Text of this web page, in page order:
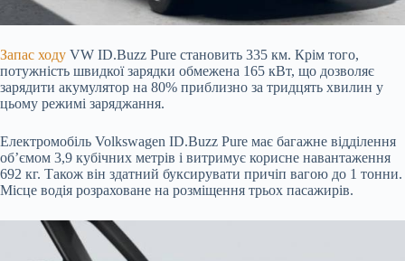
Запас ходу VW ID.Buzz Pure становить 335 км. Крім того,
потужність швидкої зарядки обмежена 165 кВт, що дозволяє
зарядити акумулятор на 80% приблизно за тридцять хвилин у
цьому режимі заряджання.
Електромобіль Volkswagen ID.Buzz Pure має багажне відділення
об’ємом 3,9 кубічних метрів і витримує корисне навантаження
692 кг. Також він здатний буксирувати причіп вагою до 1 тонни.
Місце водія розраховане на розміщення трьох пасажирів.